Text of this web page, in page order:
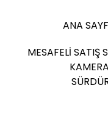
ANA
MESAFELI SATIŞ